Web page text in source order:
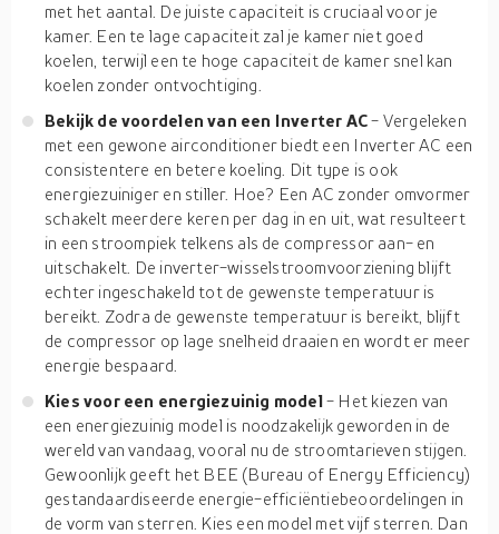
met het aantal. De juiste capaciteit is cruciaal voor je
kamer. Een te lage capaciteit zal je kamer niet goed
koelen, terwijl een te hoge capaciteit de kamer snel kan
koelen zonder ontvochtiging.
Bekijk de voordelen van een Inverter AC- Vergeleken
met een gewone airconditioner biedt een Inverter AC een
consistentere en betere koeling. Dit type is ook
energiezuiniger en stiller. Hoe? Een AC zonder omvormer
schakelt meerdere keren per dag in en uit, wat resulteert
in een stroompiek telkens als de compressor aan- en
uitschakelt. De inverter-wisselstroomvoorziening blijft
echter ingeschakeld tot de gewenste temperatuur is
bereikt. Zodra de gewenste temperatuur is bereikt, blijft
de compressor op lage snelheid draaien en wordt er meer
energie bespaard.
Kies voor een energiezuinig model- Het kiezen van
een energiezuinig model is noodzakelijk geworden in de
wereld van vandaag, vooral nu de stroomtarieven stijgen.
Gewoonlijk geeft het BEE (Bureau of Energy Efficiency)
gestandaardiseerde energie-efficiëntiebeoordelingen in
de vorm van sterren. Kies een model met vijf sterren. Dan